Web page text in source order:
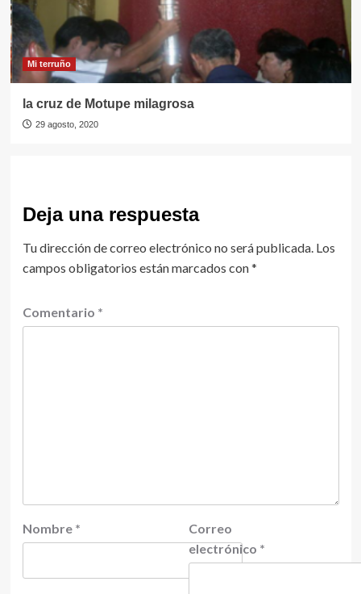
Mi terruño
la cruz de Motupe milagrosa
29 agosto, 2020
Deja una respuesta
Tu dirección de correo electrónico no será publicada. Los
campos obligatorios están marcados con*
Comentario *
Nombre *
Correo
electrónico *